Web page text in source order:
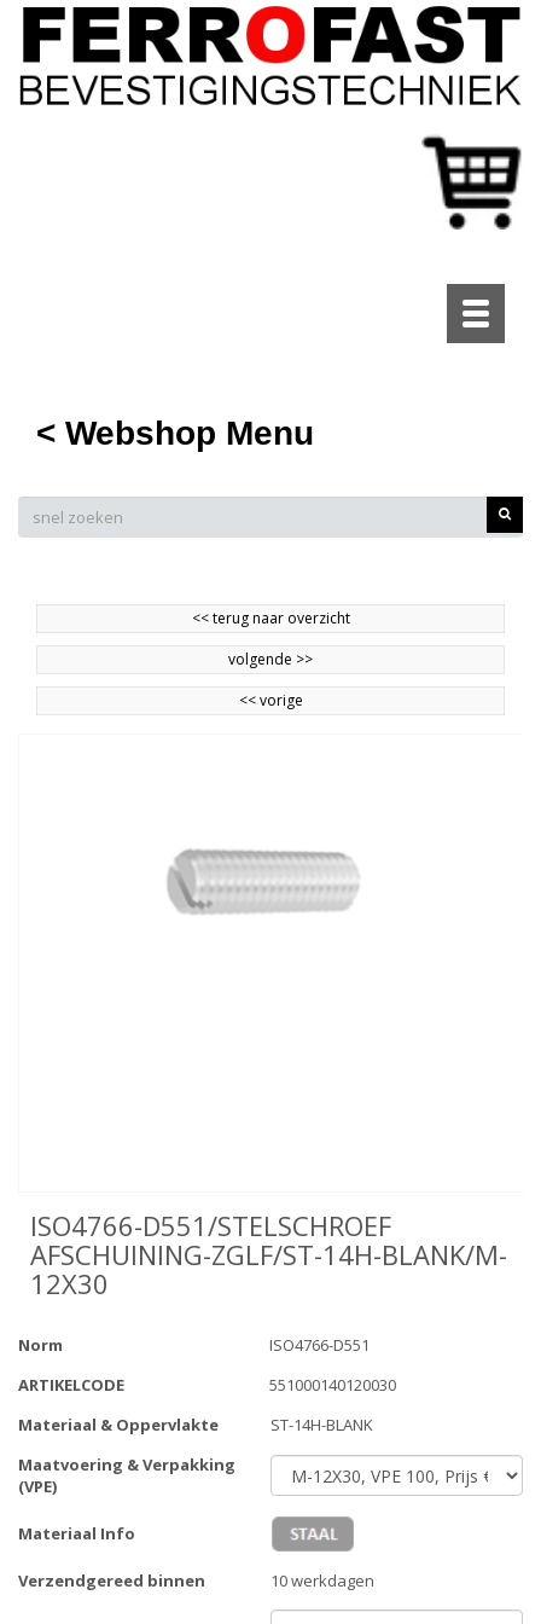
Toggle
< Webshop Menu
<<terug naar overzicht
volgende >>
<<vorige
ISO4766-D551/STELSCHROEF
AFSCHUINING-ZGLF/ST-14H-BLANK/M-
12X30
Norm
ISO4766-D551
ARTIKELCODE
551000140120030
Materiaal & Oppervlakte
ST-14H-BLANK
Maatvoering & Verpakking
(VPE)
Materiaal Info
Verzendgereed binnen 10 werkdagen